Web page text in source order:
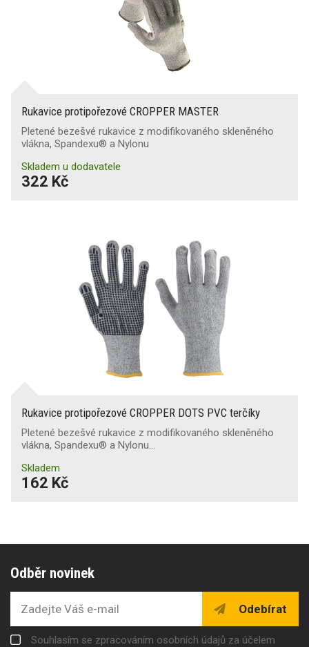
Rukavice protipořezové CROPPER MASTER
Pletené bezešvé rukavice z modifikovaného skleněného
vlákna, Spandexu® a Nylonu
Skladem u dodavatele
322 Kč
Rukavice protipořezové CROPPER DOTS PVC terčíky
Pletené bezešvé rukavice z modifikovaného skleněného
vlákna, Spandexu® a Nylonu…
Skladem
162 Kč
Odběr novinek
Odebírat
Souhlasím se zpracováním osobních údajů za účelem